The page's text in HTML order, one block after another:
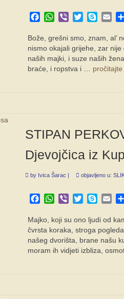
Facebook
WhatsApp
Viber TwitterSkype
Bože, grešni smo, znam, al’
nismo okajali grijehe, zar
naših majki, i suze naših
braće, i ropstva i … pročitajte
STIPAN
Djevojčica iz
by Ivica Šarac objavljeno u:
Facebook
WhatsApp
Viber TwitterSkype
Majko, koji su ono ljudi od
čvrsta koraka, stroga
našeg dvorišta, brane našu
moram ih vidjeti izbliza,